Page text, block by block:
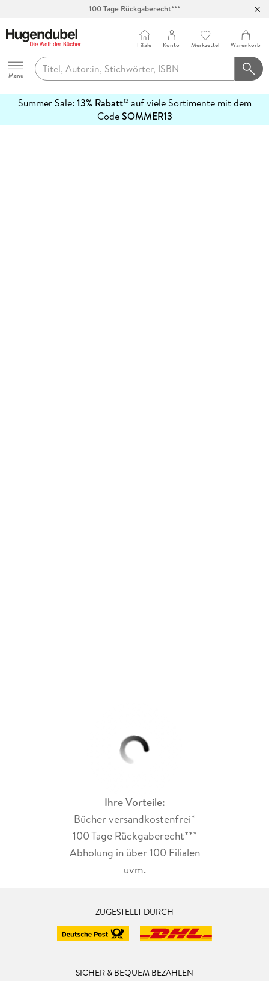
100 Tage Rückgaberecht***
Hugendubel
Menu
Filiale Konto Merkzettel Warenkorb
Summer Sale: 13% Rabatt12auf viele Sortimente mit dem
CodeSOMMER13
erfahren
Ihre Vorteile:
Bücher versandkostenfrei*
100 Tage Rückgaberecht***
Abholung in über 100 Filialen
uvm.
ZUGESTELLT DURCH
SICHER & BEQUEM BEZAHLEN